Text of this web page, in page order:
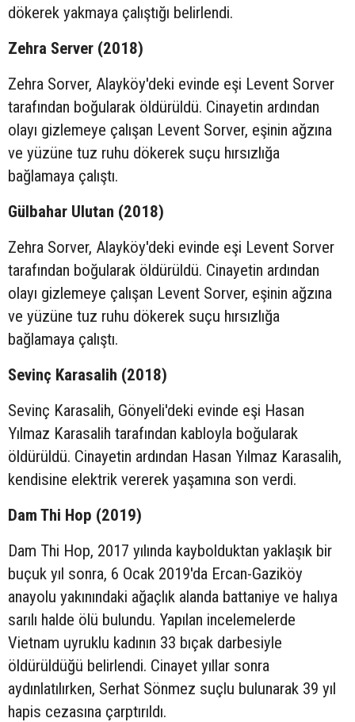
dökerek yakmaya çalıştığı belirlendi.
Zehra Server (2018)
Zehra Sorver, Alayköy'deki evinde eşi Levent Sorver
tarafından boğularak öldürüldü. Cinayetin ardından
olayı gizlemeye çalışan Levent Sorver, eşinin ağzına
ve yüzüne tuz ruhu dökerek suçu hırsızlığa
bağlamaya çalıştı.
Gülbahar Ulutan (2018)
Zehra Sorver, Alayköy'deki evinde eşi Levent Sorver
tarafından boğularak öldürüldü. Cinayetin ardından
olayı gizlemeye çalışan Levent Sorver, eşinin ağzına
ve yüzüne tuz ruhu dökerek suçu hırsızlığa
bağlamaya çalıştı.
Sevinç Karasalih (2018)
Sevinç Karasalih, Gönyeli'deki evinde eşi Hasan
Yılmaz Karasalih tarafından kabloyla boğularak
öldürüldü. Cinayetin ardından Hasan Yılmaz Karasalih,
kendisine elektrik vererek yaşamına son verdi.
Dam Thi Hop (2019)
Dam Thi Hop, 2017 yılında kaybolduktan yaklaşık bir
buçuk yıl sonra, 6 Ocak 2019'da Ercan-Gaziköy
anayolu yakınındaki ağaçlık alanda battaniye ve halıya
sarılı halde ölü bulundu. Yapılan incelemelerde
Vietnam uyruklu kadının 33 bıçak darbesiyle
öldürüldüğü belirlendi. Cinayet yıllar sonra
aydınlatılırken, Serhat Sönmez suçlu bulunarak 39 yıl
hapis cezasına çarptırıldı.